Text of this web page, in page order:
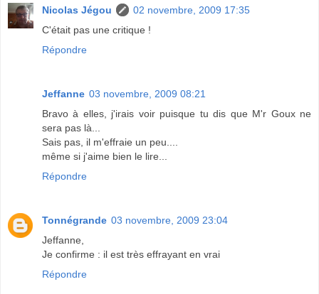
Nicolas Jégou
02 novembre, 2009 17:35
C'était pas une critique !
Répondre
Jeffanne 03 novembre, 2009 08:21
Bravo à elles, j'irais voir puisque tu dis que M'r Goux ne
sera pas là...
Sais pas, il m'effraie un peu....
même si j'aime bien le lire...
Répondre
Tonnégrande 03 novembre, 2009 23:04
Jeffanne,
Je confirme : il est très effrayant en vrai
Répondre